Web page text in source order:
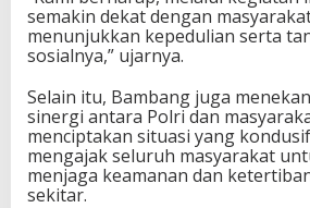
semakin dekat dengan
menunjukkan kepedulian serta
sosialnya,” ujarnya.
Selain itu, Bambang juga
sinergi antara Polri dan
menciptakan situasi yang
mengajak seluruh masyarakat
menjaga keamanan dan
sekitar.